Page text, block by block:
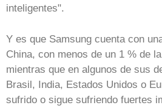
inteligentes".
Y es que Samsung cuenta con
China, con menos de un 1 % de
mientras que en algunos de sus
Brasil, India, Estados Unidos o
sufrido o sigue sufriendo fuertes